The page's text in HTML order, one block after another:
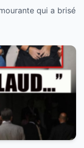
pensait avoir
enveloppe
avez sauvé
l’histoire
à la star
avait un
qui a brisé